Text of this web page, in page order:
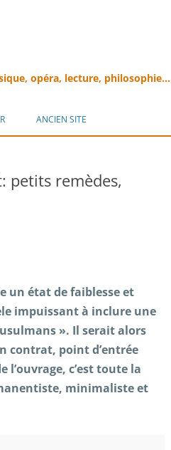
opéra, lecture, philosophie…
au
ANCIEN SITE
petits remèdes,
un état de faiblesseet
impuissant à inclure une
». Il serait alors
contrat, point d’entrée
l’ouvrage, c’est toute la
minimaliste et